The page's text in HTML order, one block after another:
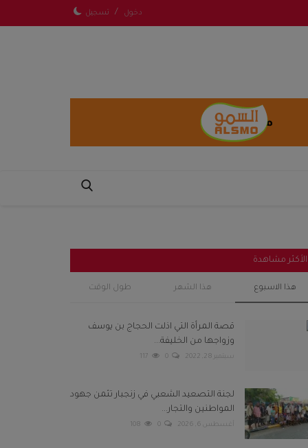
دخول / تسجيل
الأكثر مشاهدة
هذا الاسبوع هذا الشهر طول الوقت
قصة المرأة التي اذلت الحجاج بن يوسف
وزواجها من الخليفة...
سبتمبر 28, 2022 0
117
لجنة التصعيد الشعبي في زنجبار تثمن جهود
المواطنين والتجار...
أغسطس 6, 2026 0
108